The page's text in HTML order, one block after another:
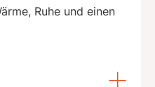
Ruhe und einen